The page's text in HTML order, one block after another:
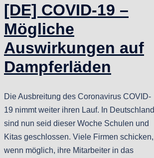
[DE] COVID-19 –
Mögliche
Auswirkungen auf
Dampferläden
Die Ausbreitung des Coronavirus COVID-
19 nimmt weiter ihren Lauf. In Deutschland
sind nun seid dieser Woche Schulen und
Kitas geschlossen. Viele Firmen schicken,
wenn möglich, ihre Mitarbeiter in das